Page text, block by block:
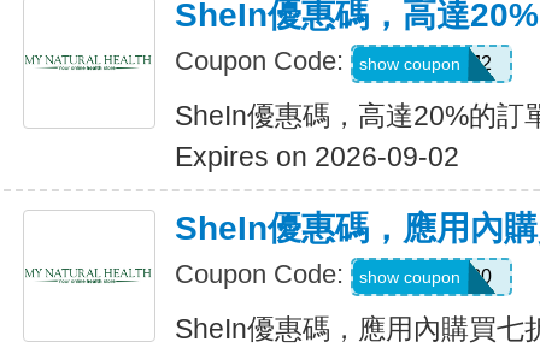
SheIn優惠碼，高達
Coupon Code: US24J2
show coupon
SheIn優惠碼，高達20%的訂
Expires on 2026-09-02
SheIn優惠碼，應用內
Coupon Code: APPOFF30
show coupon
SheIn優惠碼，應用內購買七